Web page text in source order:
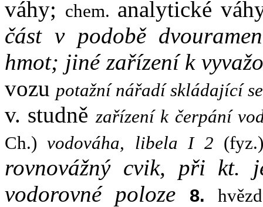
váhy; chem. analytické
část v podobě
hmot; jiné zařízení k
vozu potažní nářadí skládající
v. studně zařízení k čerpání
Ch.)vodováha, libela I 2
rovnovážný cvik, při kt.
vodorovné poloze
8.